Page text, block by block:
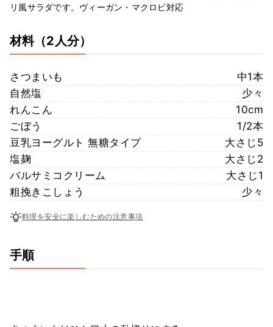
リ風サラダです。ヴィーガン・マクロビ対応
材料（2人分）
さつまいも
中1本
自然塩
少々
れんこん
10cm
ごぼう
1/2本
豆乳ヨーグルト 無糖タイプ
大さじ5
塩麹
大さじ2
バルサミコクリーム
大さじ1
粗挽きこしょう
少々
料理を安全に楽しむための注意事項
手順